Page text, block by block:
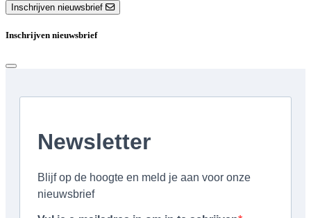
Inschrijven nieuwsbrief
Inschrijven nieuwsbrief